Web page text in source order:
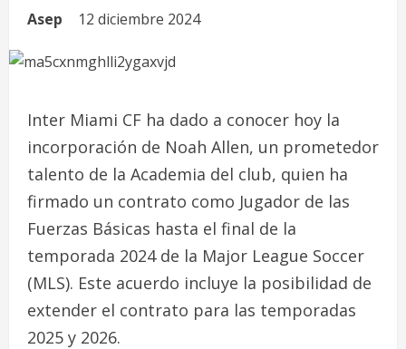
Asep 12 diciembre 2024
Inter Miami CF ha dado a conocer hoy la
incorporación de Noah Allen, un prometedor
talento de la Academia del club, quien ha
firmado un contrato como Jugador de las
Fuerzas Básicas hasta el final de la
temporada 2024 de la Major League Soccer
(MLS). Este acuerdo incluye la posibilidad de
extender el contrato para las temporadas
2025 y 2026.